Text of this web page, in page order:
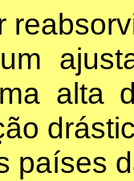
alta
países